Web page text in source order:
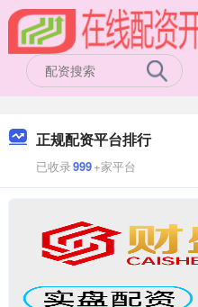
正规配资平台排行
已收录999+家平台